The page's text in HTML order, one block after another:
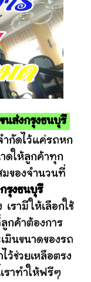
นส่งกรุงธนบุรี
ดไว้แค่รถหก
ดให้ลูกค้าทุก
มของจำนวนที่
รุงธนบุรี
รามีให้เลือกใช้
กค้าต้องการ
มินขนาดของรถ
ว้ช่วยเหลือตรง
ราทำให้ฟรีๆ